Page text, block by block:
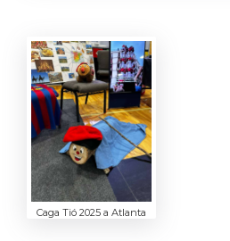
Caga Tió 2025 a Atlanta